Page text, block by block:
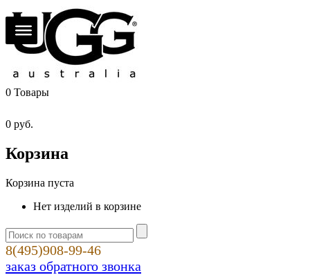
0 Товары
0 руб.
Корзина
Корзина пуста
Нет изделий в корзине
8(495)908-99-46
заказ обратного звонка